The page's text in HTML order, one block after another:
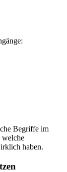
Begriffe im
welche
haben.